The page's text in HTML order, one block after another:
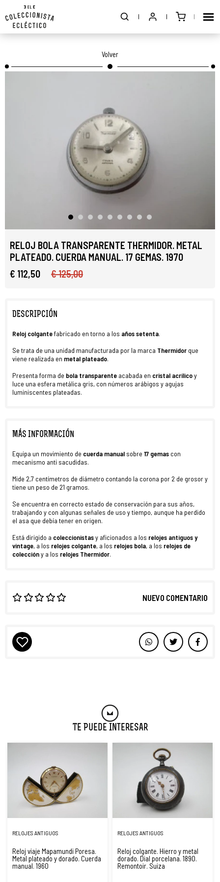
Volver
RELOJ BOLA TRANSPARENTE THERMIDOR. METAL
PLATEADO. CUERDA MANUAL. 17 GEMAS. 1970
€ 112,50
€ 125,00
DESCRIPCIÓN
Reloj colgantefabricado en torno a los añossetenta.
Se trata de una unidad manufacturada por la marca Thermidor que
viene realizada en metal plateado.
Presenta forma de bola transparente acabada en cristal acrílicoy
luce una esfera metálica gris, con números arábigos y agujas
luminiscentes plateadas.
MÁS INFORMACIÓN
Equipa un movimiento de cuerda manual sobre 17 gemas con
mecanismo anti sacudidas.
Mide 2,7 centímetros de diámetro contando la corona por 2 de grosor y
tiene un peso de 21 gramos.
Se encuentra en correcto estado de conservación para sus años,
trabajando y con algunas señales de uso y tiempo, aunque ha perdido
el asa que debía tener en origen.
Está dirigido a coleccionistasy aficionados a los relojes antiguos y
vintage, a los relojes colgante, a los relojes bola, a los relojes de
coleccióny a los relojes Thermidor.
NUEVO COMENTARIO
Te Puede Interesar
RELOJES ANTIGUOS
Reloj viaje Mapamundi Poresa.
Metal plateado y dorado. Cuerda
manual. 1960
RELOJES ANTIGUOS
Reloj colgante. Hierro y metal
dorado. Dial porcelana. 1890.
Remontoir. Suiza